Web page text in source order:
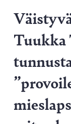
Tuukka